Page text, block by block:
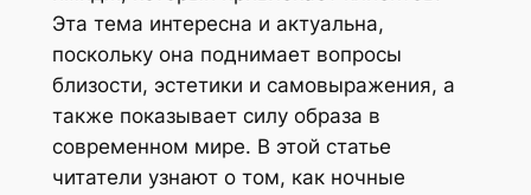
Эта тема интересна и актуальна,
поскольку она поднимает вопросы
близости, эстетики и самовыражения, а
также показывает силу образа в
современном мире. В этой статье
читатели узнают о том, как ночные